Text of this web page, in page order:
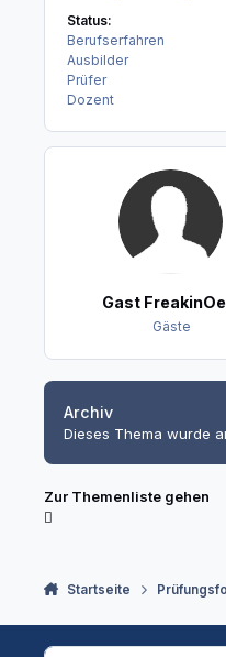
Status:
Berufserfahren
Ausbilder
Prüfer
Dozent
Gast
Gäste
Archiv
Dieses Thema wurde
Zur Themenliste gehen
Startseite